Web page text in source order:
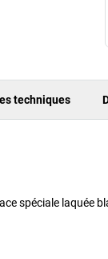
techniques
spéciale laquée